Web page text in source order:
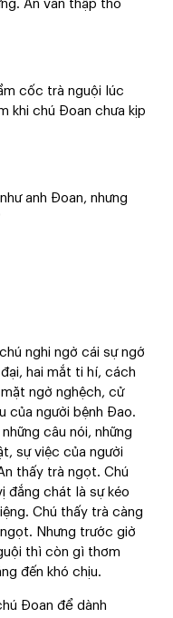
An vẫn thập thò
cốc trà nguội lúc
khi chú Đoan chưa kịp
anh Đoan, nhưng
nghi ngờ cái sự ngớ
hai mắt ti hí, cách
ngờ nghệch, cử
của người bệnh Đao.
câu nói, những
sự việc của người
thấy trà ngọt. Chú
đắng chát là sự kéo
Chú thấy trà càng
Nhưng trước giờ
thì còn gì thơm
đến khó chịu.
Đoan để dành